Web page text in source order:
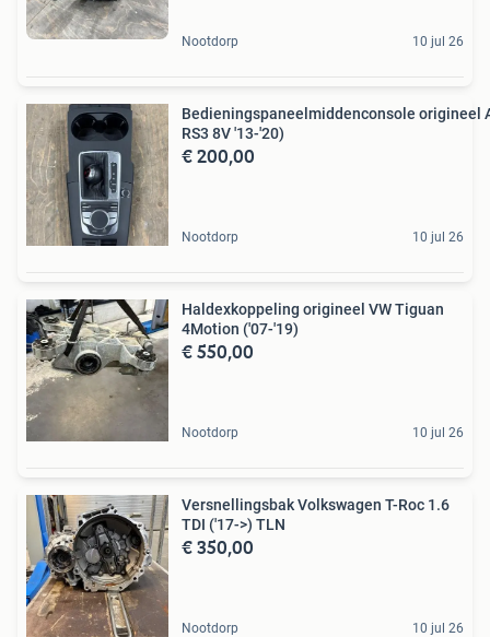
Nootdorp 10 jul 26
Bedieningspaneelmiddenconsole origineel
RS3 8V '13-'20)
€ 200,00
Nootdorp 10 jul 26
Haldexkoppeling origineel VW Tiguan
4Motion ('07-'19)
€ 550,00
Nootdorp 10 jul 26
Versnellingsbak Volkswagen T-Roc 1.6
TDI ('17->) TLN
€ 350,00
Nootdorp 10 jul 26